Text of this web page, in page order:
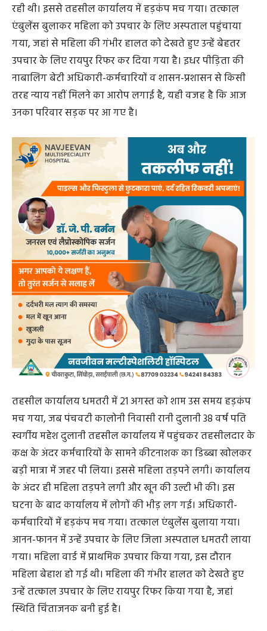
तहसील कार्यालय धमतरी में 21 अगस्त को शाम उस समय हड़कंप
मच गया, जब पंचवटी कालोनी निवासी रानी दुलानी 38 वर्ष पति
स्वर्गीय महेश दुलानी तहसील कार्यालय में पहुंचकर तहसीलदार के
कक्ष के अंदर कर्मचारियों के सामने कीटनाशक का डिब्बा खोलकर
बड़ी मात्रा में जहर पी लिया। इससे महिला तड़पने लगी। कार्यालय
के अंदर ही महिला तड़पने लगी और खून की उल्टी भी की। इस
घटना के बाद कार्यालय में लोगों की भीड़ लग गई। अधिकारी-
आनन-फानन में उन्हें उपचार के लिए जिला अस्पताल धमतरी लाया
गया। महिला वार्ड में प्राथमिक उपचार किया गया, इस दौरान
महिला बेहाश हो गई थी। महिला की गंभीर हालत को देखते हुए
उन्हें तत्काल उपचार के लिए रायपुर रिफर किया गया है, जहां
स्थिति चिंताजनक बनी हुई है।
महिला की नाबालिग बेटी का आरोप